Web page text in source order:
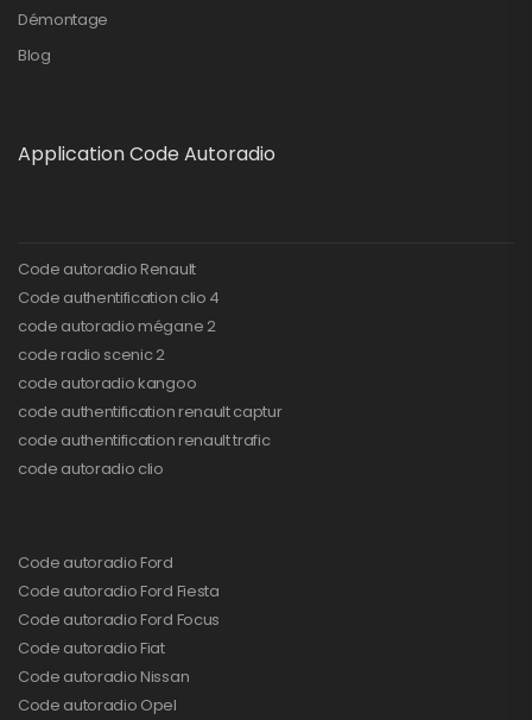
Démontage
Blog
Application Code Autoradio
Code autoradio Renault
Code authentification clio 4
code autoradio mégane 2
code radio scenic 2
code autoradio kangoo
code authentification renault captur
code authentification renault trafic
code autoradio clio
Code autoradio Ford
Code autoradio Ford Fiesta
Code autoradio Ford Focus
Code autoradio Fiat
Code autoradio Nissan
Code autoradio Opel